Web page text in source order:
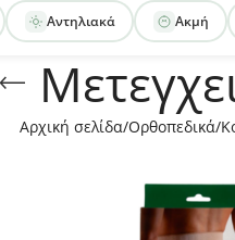
Αντηλιακά Ακμή
Αρχική σελίδα Ορθοπεδικά